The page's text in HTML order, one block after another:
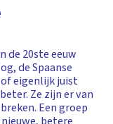
de 20ste eeuw
de Spaanse
eigenlijk juist
Ze zijn er van
Een groep